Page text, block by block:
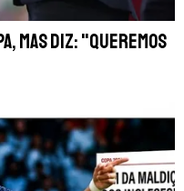
mas diz: "Queremos